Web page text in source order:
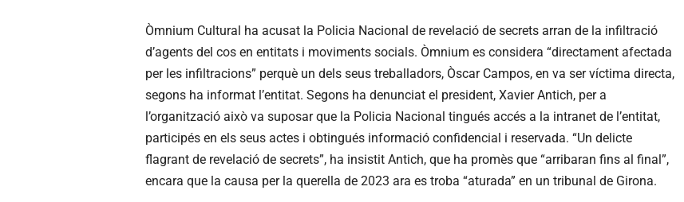
Òmnium Cultural ha acusat la Policia Nacional de revelació de secrets arran de la infiltració
d’agents del cos en entitats i moviments socials. Òmnium es considera “directament afectada
per les infiltracions” perquè un dels seus treballadors, Òscar Campos, en va ser víctima directa,
segons ha informat l’entitat. Segons ha denunciat el president, Xavier Antich, per a
l’organització això va suposar que la Policia Nacional tingués accés a la intranet de l’entitat,
participés en els seus actes i obtingués informació confidencial i reservada. “Un delicte
flagrant de revelació de secrets”, ha insistit Antich, que ha promès que “arribaran fins al final”,
encara que la causa per la querella de 2023 ara es troba “aturada” en un tribunal de Girona.